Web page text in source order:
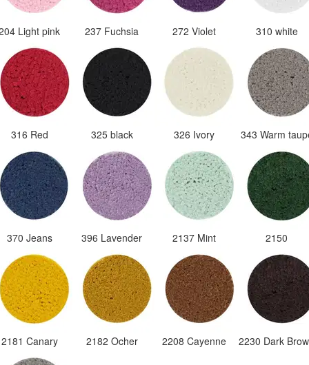
Light pink 237 Fuchsia 272 Violet 310 white
316 Red 325 black 326 Ivory 343 Warm
370 Jeans 396 Lavender 2137 Mint 2150
2181 Canary 2182 Ocher 2208 Cayenne 2230 Dark